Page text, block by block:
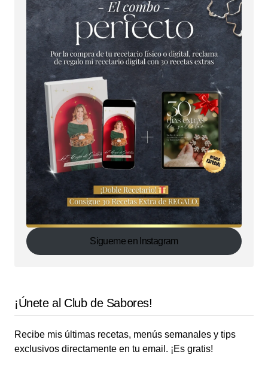
Sigueme en Instagram
¡Únete al Club de Sabores!
Recibe mis últimas recetas, menús semanales y tips
exclusivos directamente en tu email. ¡Es gratis!